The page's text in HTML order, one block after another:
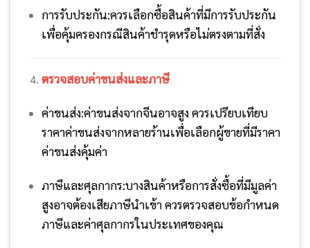
การรับประกัน:ควรเลือกซื้อสินค้าที่มีการรับประกัน
เพื่อคุ้มครองกรณีสินค้าชำรุดหรือไม่ตรงตามที่สั่ง
ตรวจสอบค่าขนส่งและภาษี
ค่าขนส่ง:ค่าขนส่งจากจีนอาจสูง ควรเปรียบเทียบ
ราคาค่าขนส่งจากหลายร้านเพื่อเลือกผู้ขายที่มีราคา
ค่าขนส่งคุ้มค่า
ภาษีและศุลกากร:บางสินค้าหรือการสั่งซื้อที่มีมูลค่า
สูงอาจต้องเสียภาษีนำเข้า ควรตรวจสอบข้อกำหนด
ภาษีและค่าศุลกากรในประเทศของคุณ